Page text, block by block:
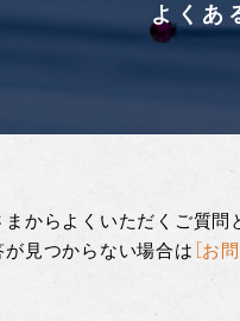
よくあ
まからよくいただくご質問
見つからない場合は ［お